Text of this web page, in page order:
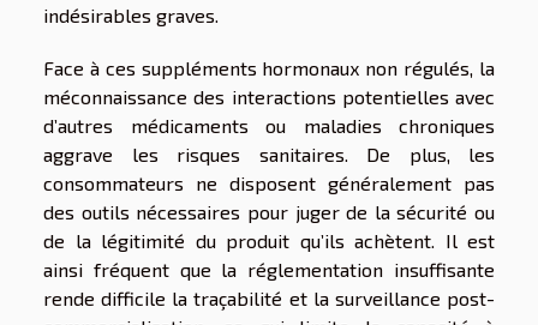
indésirables graves.
Face à ces suppléments hormonaux non régulés, la
méconnaissance des interactions potentielles avec
d’autres médicaments ou maladies chroniques
aggrave les risques sanitaires. De plus, les
consommateurs ne disposent généralement pas
des outils nécessaires pour juger de la sécurité ou
de la légitimité du produit qu’ils achètent. Il est
ainsi fréquent que la réglementation insuffisante
rende difficile la traçabilité et la surveillance post-